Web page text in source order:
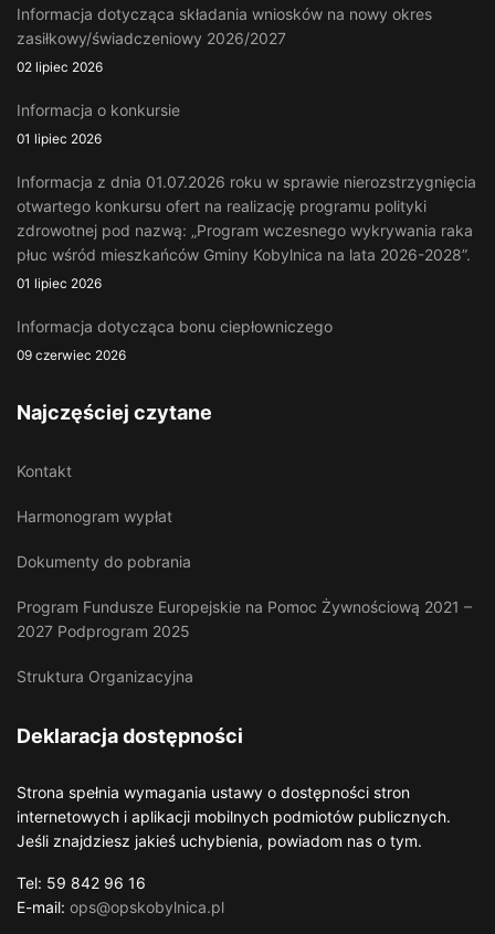
Informacja dotycząca składania wniosków na nowy okres
zasiłkowy/świadczeniowy 2026/2027
02 lipiec 2026
Informacja o konkursie
01 lipiec 2026
Informacja z dnia 01.07.2026 roku w sprawie nierozstrzygnięcia
otwartego konkursu ofert na realizację programu polityki
zdrowotnej pod nazwą: „Program wczesnego wykrywania raka
płuc wśród mieszkańców Gminy Kobylnica na lata 2026-2028”.
01 lipiec 2026
Informacja dotycząca bonu ciepłowniczego
09 czerwiec 2026
Najczęściej czytane
Kontakt
Harmonogram wypłat
Dokumenty do pobrania
Program Fundusze Europejskie na Pomoc Żywnościową 2021 –
2027 Podprogram 2025
Struktura Organizacyjna
Deklaracja dostępności
Strona spełnia wymagania ustawy o dostępności stron
internetowych i aplikacji mobilnych podmiotów publicznych.
Jeśli znajdziesz jakieś uchybienia, powiadom nas o tym.
Tel: 59 842 96 16
E-mail: ops@opskobylnica.pl